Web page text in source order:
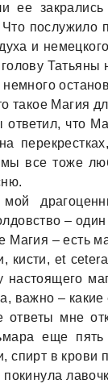
ее
Что послужило
и
Татьяны
немного
такое Магия
ответил, что
на
мы все тоже
– один
– есть
кисти, et
настоящего
важно – какие
ответы мне
еще пять
спирт в крови